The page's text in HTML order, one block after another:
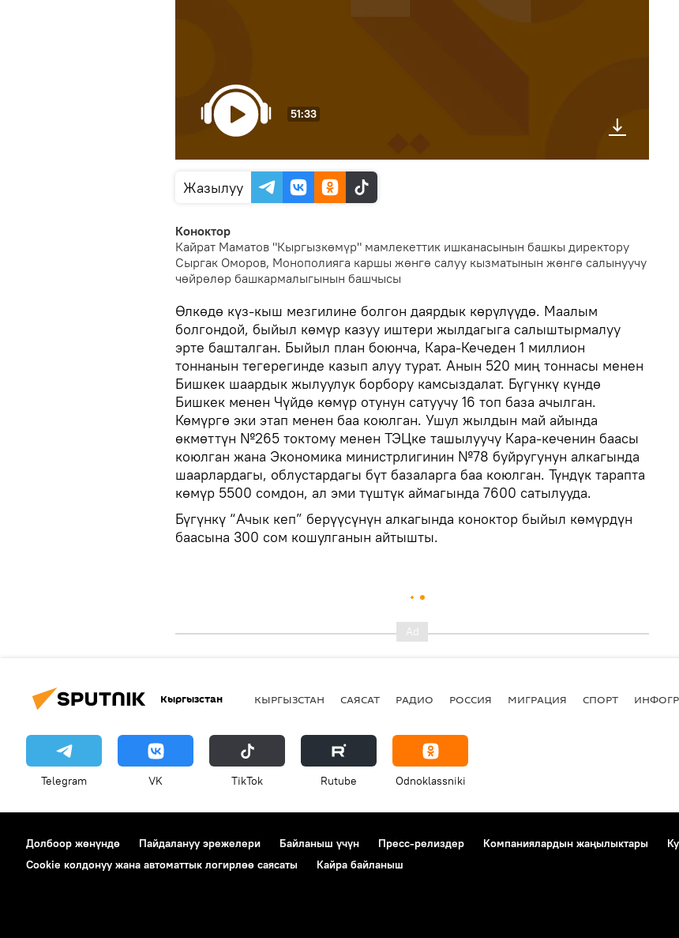
51:33
Жазылуу
Коноктор
Кайрат Маматов "Кыргызкөмүр" мамлекеттик ишканасынын башкы директору
Сыргак Оморов, Монополияга каршы жөнгө салуу кызматынын жөнгө салынуучу
чөйрөлөр башкармалыгынын башчысы
Өлкөдө күз-кыш мезгилине болгон даярдык көрүлүүдө. Маалым
болгондой, быйыл көмүр казуу иштери жылдагыга салыштырмалуу
эрте башталган. Быйыл план боюнча, Кара-Кечеден 1 миллион
тоннанын тегерегинде казып алуу турат. Анын 520 миң тоннасы менен
Бишкек шаардык жылуулук борбору камсыздалат. Бүгүнкү күндө
Бишкек менен Чүйдө көмүр отунун сатуучу 16 топ база ачылган.
Көмүргө эки этап менен баа коюлган. Ушул жылдын май айында
өкмөттүн №265 токтому менен ТЭЦке ташылуучу Кара-кеченин баасы
коюлган жана Экономика министрлигинин №78 буйругунун алкагында
шаарлардагы, облустардагы бүт базаларга баа коюлган. Түндүк тарапта
көмүр 5500 сомдон, ал эми түштүк аймагында 7600 сатылууда.
Бүгүнкү “Ачык кеп” берүүсүнүн алкагында коноктор быйыл көмүрдүн
баасына 300 сом кошулганын айтышты.
Кыргызстан КЫРГЫЗСТАН САЯСАТ РАДИО РОССИЯ МИГРАЦИЯ СПОРТ
Telegram VK ТikТоk Rutube Odnoklassniki
Долбоор жөнүндө Пайдалануу эрежелери Байланыш үчүн Пресс-релиздер Компаниялардын жаңылыктары
Cookie колдонуу жана автоматтык логирлөө саясаты
Кайра байланыш